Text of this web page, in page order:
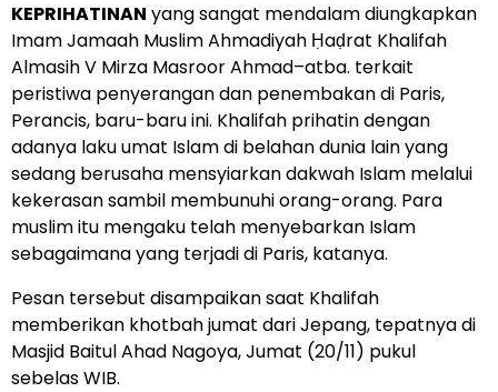
KEPRIHATINAN yang sangat mendalam diungkapkan
Imam Jamaah Muslim Ahmadiyah Ḥaḍrat Khalifah
Almasih V Mirza Masroor Ahmad–atba. terkait
peristiwa penyerangan dan penembakan di Paris,
Perancis, baru-baru ini. Khalifah prihatin dengan
adanya laku umat Islam di belahan dunia lain yang
sedang berusaha mensyiarkan dakwah Islam melalui
kekerasan sambil membunuhi orang-orang. Para
muslim itu mengaku telah menyebarkan Islam
sebagaimana yang terjadi di Paris, katanya.
Pesan tersebut disampaikan saat Khalifah
memberikan khotbah jumat dari Jepang, tepatnya di
Masjid Baitul Ahad Nagoya, Jumat (20/11) pukul
sebelas WIB.